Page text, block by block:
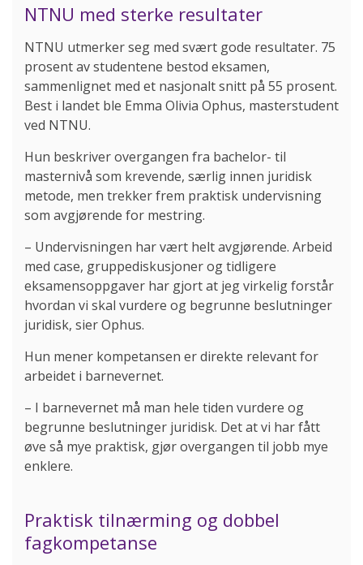
NTNU med sterke resultater
NTNU utmerker seg med svært gode resultater. 75
prosent av studentene bestod eksamen,
sammenlignet med et nasjonalt snitt på 55 prosent.
Best i landet ble Emma Olivia Ophus, masterstudent
ved NTNU.
Hun beskriver overgangen fra bachelor- til
masternivå som krevende, særlig innen juridisk
metode, men trekker frem praktisk undervisning
som avgjørende for mestring.
– Undervisningen har vært helt avgjørende. Arbeid
med case, gruppediskusjoner og tidligere
eksamensoppgaver har gjort at jeg virkelig forstår
hvordan vi skal vurdere og begrunne beslutninger
juridisk, sier Ophus.
Hun mener kompetansen er direkte relevant for
arbeidet i barnevernet.
– I barnevernet må man hele tiden vurdere og
begrunne beslutninger juridisk. Det at vi har fått
øve så mye praktisk, gjør overgangen til jobb mye
enklere.
Praktisk tilnærming og dobbel
fagkompetanse